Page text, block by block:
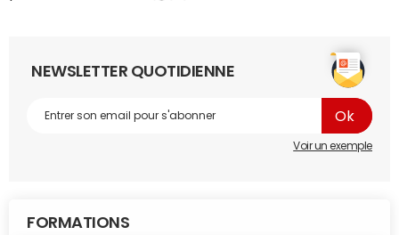
NEWSLETTER QUOTIDIENNE
Voir un exemple
FORMATIONS